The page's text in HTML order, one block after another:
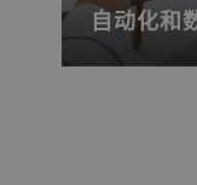
自动化和
实现工厂自